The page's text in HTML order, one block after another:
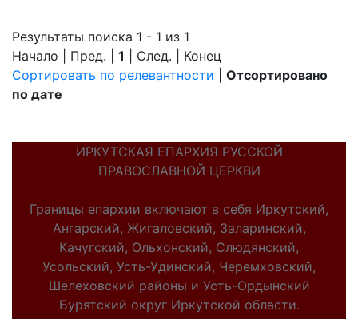
Результаты поиска 1 - 1 из 1
Начало | Пред. | 1 | След. | Конец
Сортировать по релевантности
Отсортировано
по дате
ИРКУТСКАЯ ЕПАРХИЯ РУССКОЙ
ПРАВОСЛАВНОЙ ЦЕРКВИ
Границы епархии включают в себя Иркутский,
Ангарский, Жигаловский, Заларинский,
Качугский, Ольхонский, Слюдянский,
Усольский, Усть-Удинский, Черемховский,
Шелеховский районы и Усть-Ордынский
Бурятский округ Иркутской области.